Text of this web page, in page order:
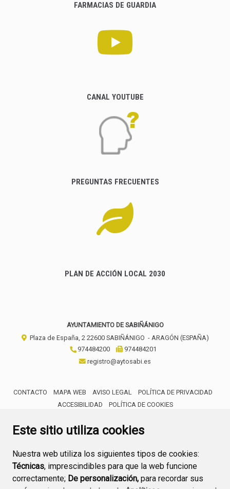
Este sitio utiliza cookies
Nuestra web utiliza los siguientes tipos de cookies:
Técnicas, imprescindibles para que la web funcione
correctamente; De personalización, para recordar sus
FARMACIAS DE GUARDIA
CANAL YOUTUBE
PREGUNTAS FRECUENTES
PLAN DE ACCIÓN LOCAL 2030
AYUNTAMIENTO DE SABIÑÁNIGO
Plaza de España, 2 22600 SABIÑÁNIGO - ARAGÓN (ESPAÑA)
974484200
974484201
registro@aytosabi.es
CONTACTO MAPA WEB AVISO LEGAL
POLÍTICA DE PRIVACIDAD
ACCESIBILIDAD
POLÍTICA DE COOKIES